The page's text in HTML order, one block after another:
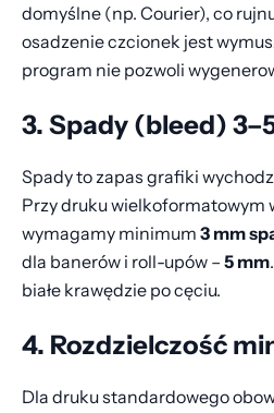
domyślne (np. Courier), co
osadzenie czcionek jest
program nie pozwoli
3. Spady (bleed)
Spady to zapas grafiki
Przy druku wielkoformatowym
wymagamy minimum 3 mm
dla banerów i roll-upów – 5 mm
białe krawędzie po cęciu.
4. Rozdzielczość
Dla druku standardowego